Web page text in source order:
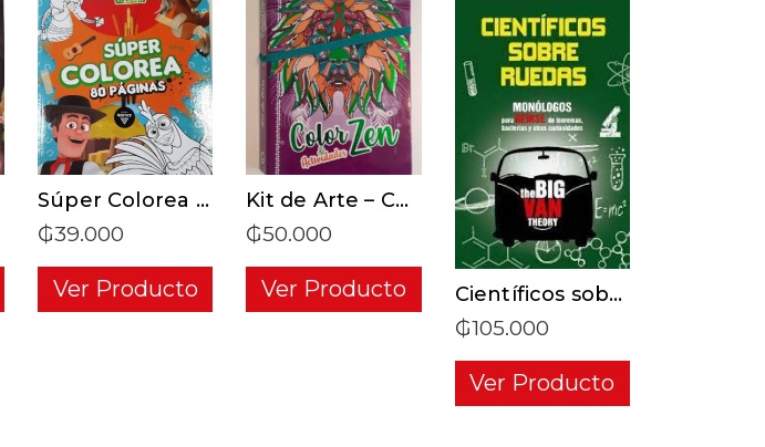
ADD TO CART
Súper Colorea 80 páginas – La Granja de Zenón
₲39.000
Ver Producto
ADD TO CART
Kit de Arte – Color y actividades
₲50.000
Ver Producto
ADD TO CART
Científicos sobre ruedas
₲105.000
Ver Producto